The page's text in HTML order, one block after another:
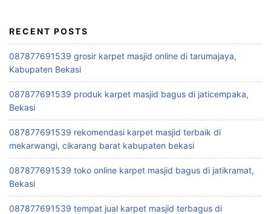
RECENT POSTS
087877691539 grosir karpet masjid online di tarumajaya,
Kabupaten Bekasi
087877691539 produk karpet masjid bagus di jaticempaka,
Bekasi
087877691539 rekomendasi karpet masjid terbaik di
mekarwangi, cikarang barat kabupaten bekasi
087877691539 toko online karpet masjid bagus di jatikramat,
Bekasi
087877691539 tempat jual karpet masjid terbagus di